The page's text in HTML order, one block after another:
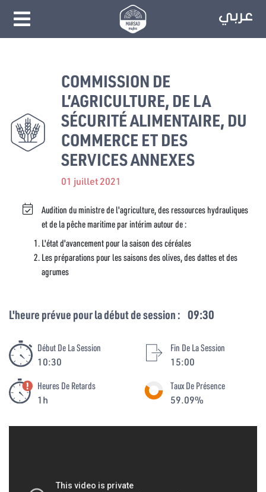
COMMISSION DE
L’AGRICULTURE, DE LA
SÉCURITÉ ALIMENTAIRE, DU
COMMERCE ET DES
SERVICES ANNEXES
01 juillet 2021
Audition du ministre de l'agriculture, des ressources hydrauliques
et de la pêche maritime par intérim autour de :
L'état d'avancement pour la saison des céréales
Les préparations pour les saisons des olives, des dattes et des
agrumes
L'heure prévue pour la début de session : 09:30
Début De La Session
10:30
Fin De La Session
15:00
Heures De Retards
1h
Taux De Présence
59.09%